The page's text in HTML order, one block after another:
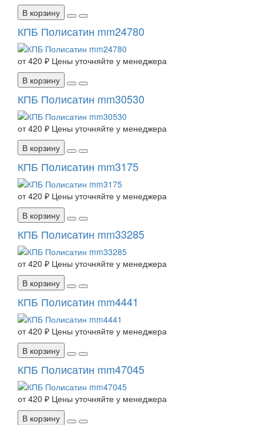
В корзину
КПБ Полисатин mm24780
от 420 ₽ Цены уточняйте у менеджера
В корзину
КПБ Полисатин mm30530
от 420 ₽ Цены уточняйте у менеджера
В корзину
КПБ Полисатин mm3175
от 420 ₽ Цены уточняйте у менеджера
В корзину
КПБ Полисатин mm33285
от 420 ₽ Цены уточняйте у менеджера
В корзину
КПБ Полисатин mm4441
от 420 ₽ Цены уточняйте у менеджера
В корзину
КПБ Полисатин mm47045
от 420 ₽ Цены уточняйте у менеджера
В корзину